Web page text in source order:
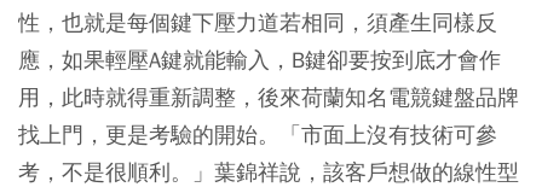
性，也就是每個鍵下壓力道若相同，須產生同樣反
應，如果輕壓A鍵就能輸入，B鍵卻要按到底才會作
用，此時就得重新調整，後來荷蘭知名電競鍵盤品牌
找上門，更是考驗的開始。「市面上沒有技術可參
考，不是很順利。」葉錦祥說，該客戶想做的線性型